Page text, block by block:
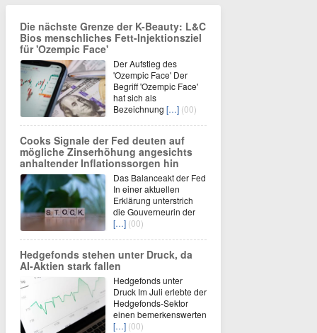
Die nächste Grenze der K-Beauty: L&C
Bios menschliches Fett-Injektionsziel
für 'Ozempic Face'
Der Aufstieg des
'Ozempic Face' Der
Begriff 'Ozempic Face'
hat sich als
Bezeichnung […] (00)
Cooks Signale der Fed deuten auf
mögliche Zinserhöhung angesichts
anhaltender Inflationssorgen hin
Das Balanceakt der Fed
In einer aktuellen
Erklärung unterstrich
die Gouverneurin der
[…] (00)
Hedgefonds stehen unter Druck, da
AI-Aktien stark fallen
Hedgefonds unter
Druck Im Juli erlebte der
Hedgefonds-Sektor
einen bemerkenswerten
[…] (00)